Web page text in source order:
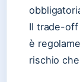
Il trade-off
è
rischio